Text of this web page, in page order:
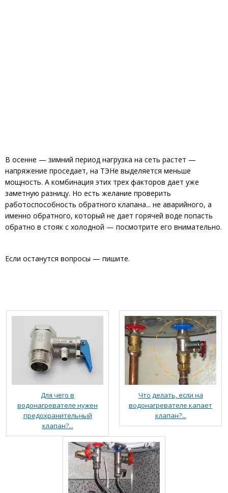
В осенне — зимний период нагрузка на сеть растет —
напряжение проседает, на ТЭНе выделяется меньше
мощность. А комбинация этих трех факторов дает уже
заметную разницу. Но есть желание проверить
работоспособность обратного клапана... не аварийного, а
именно обратного, который не дает горячей воде попасть
обратно в стояк с холодной — посмотрите его внимательно.
Если останутся вопросы — пишите.
Для чего в
водонагревателе нужен
предохранительный
клапан?...
Что делать, если на
водонагревателе капает
клапан?...